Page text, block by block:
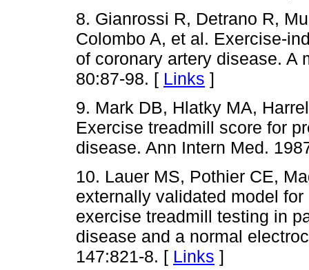
8. Gianrossi R, Detrano R,
Colombo A, et al. Exercise-
of coronary artery disease. A
80:87-98. [ Links ]
9. Mark DB, Hlatky MA,
Exercise treadmill score for
disease. Ann Intern Med.
10. Lauer MS, Pothier CE,
externally validated model
exercise treadmill testing in
disease and a normal
147:821-8. [ Links ]